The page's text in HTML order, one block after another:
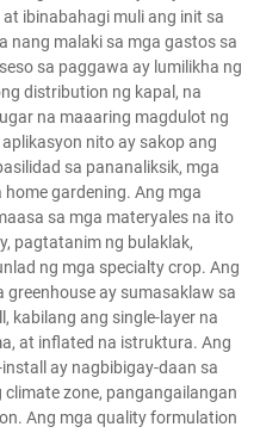
ibinabahagi muli ang init sa
nang malaki sa mga gastos sa
sa paggawa ay lumilikha ng
distribution ng kapal, na
na maaaring magdulot ng
nito ay sakop ang
sa pananaliksik, mga
gardening. Ang mga
sa mga materyales na ito
pagtatanim ng bulaklak,
ng mga specialty crop. Ang
ay sumasaklaw sa
kabilang ang single-layer na
at inflated na istruktura. Ang
ay nagbibigay-daan sa
zone, pangangailangan
Ang mga quality formulation